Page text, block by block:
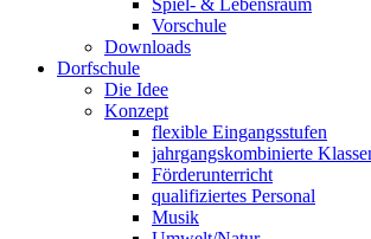
Spiel- & Lebensraum
Vorschule
Downloads
Dorfschule
Die Idee
Konzept
flexible Eingangsstufen
jahrgangskombinierte
Förderunterricht
qualifiziertes Personal
Musik